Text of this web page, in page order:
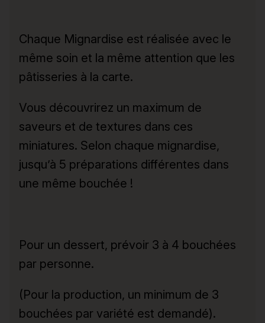
Chaque Mignardise est réalisée avec le
même soin et la même attention que les
pâtisseries à la carte.
Vous découvrirez un maximum de
saveurs et de textures dans ces
miniatures. Selon chaque mignardise,
jusqu’à 5 préparations différentes dans
une même bouchée !
Pour un dessert, prévoir 3 à 4 bouchées
par personne.
(Pour la production, un minimum de 3
bouchées par variété est demandé).